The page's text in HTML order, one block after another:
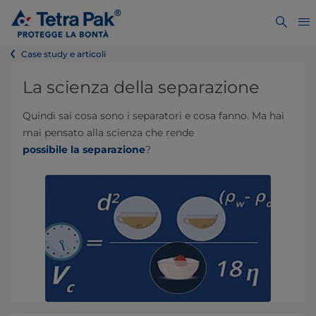
Case study e articoli
La scienza della separazione
Quindi sai cosa sono i separatori e cosa fanno. Ma hai
mai pensato alla scienza che rende
possibile la separazione?